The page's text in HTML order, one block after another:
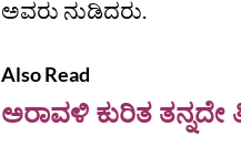
ಅವರು ನುಡಿದರು.
Also Read
ಅರಾವಳಿ ಕುರಿತ